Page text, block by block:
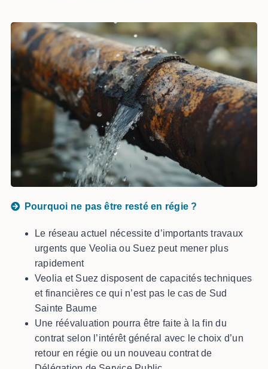
Pourquoi ne pas être resté en régie?
Le réseau actuel nécessite d’importants travaux
urgents que Veolia ou Suez peut mener plus
rapidement
Veolia et Suez disposent de capacités techniques
et financières ce qui n’est pas le cas de Sud
Sainte Baume
Une réévaluation pourra être faite à la fin du
contrat selon l’intérêt général avec le choix d’un
retour en régie ou un nouveau contrat de